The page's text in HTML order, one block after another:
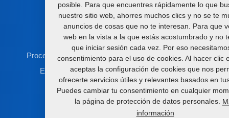
Procesamiento del suelo
Aplicación de abonos
Siembra
Procesamiento complejo de las semillas oleaginosas
Extrusión y producción de piensos alimentos
Procesamiento de aceites
posible. Para que encuentres rápidamente lo que
nuestro sitio web, ahorres muchos clics y no se te
anuncios de cosas que no te interesan. Para que
web en la vista a la que estás acostumbrado y no
que iniciar sesión cada vez. Por eso
consentimiento para el uso de cookies. Al hacer clic
aceptas la configuración de cookies que nos
ofrecerte servicios útiles y relevantes basados en
Puedes cambiar tu consentimiento en cualquier
la página de protección de datos personales.
información